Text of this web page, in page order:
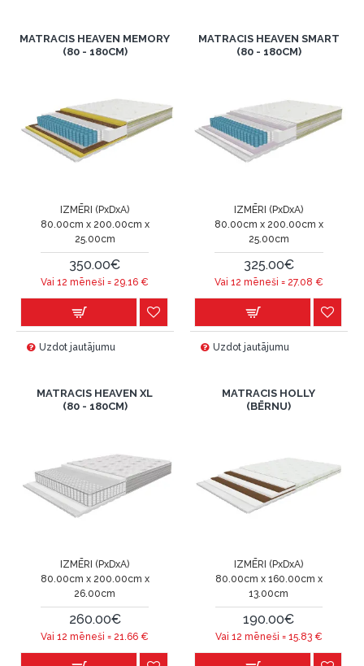
MATRACIS HEAVEN MEMORY
(80 - 180CM)
IZMĒRI (PxDxA)
80.00cm x 200.00cm x
25.00cm
350.00€
Vai 12 mēneši =29.16 €
Uzdot jautājumu
MATRACIS HEAVEN SMART
(80 - 180CM)
IZMĒRI (PxDxA)
80.00cm x 200.00cm x
25.00cm
325.00€
Vai 12 mēneši = 27.08 €
Uzdot jautājumu
MATRACIS HEAVEN XL
(80 - 180CM)
IZMĒRI (PxDxA)
80.00cm x 200.00cm x
26.00cm
260.00€
Vai 12 mēneši = 21.66 €
MATRACIS HOLLY
(BĒRNU)
IZMĒRI (PxDxA)
80.00cm x 160.00cm x
13.00cm
190.00€
Vai 12 mēneši = 15.83€